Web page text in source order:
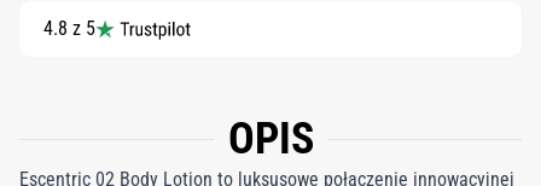
4.8 z 5
OPIS
Escentric 02 Body Lotion to luksusowe połączenie innowacyjnej